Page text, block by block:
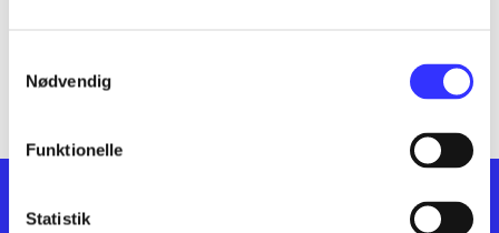
Nødvendig
Funktionelle
Statistik
lorem ipsum dolor sit amet ...